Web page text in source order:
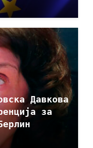
Давкова
за